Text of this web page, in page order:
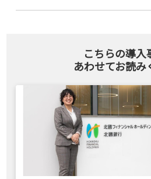
こちらの導入
あわせてお読み